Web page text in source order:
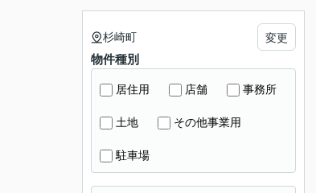
杉崎町 変更
物件種別
居住用 店舗 事務所
土地 その他事業用
駐車場